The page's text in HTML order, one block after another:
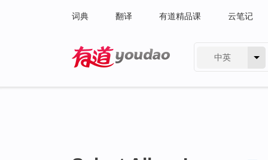
词典 翻译 有道精品课 云笔记
中英